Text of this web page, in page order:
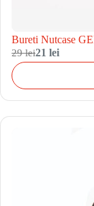
Bureti Nutcase
29 lei21 lei